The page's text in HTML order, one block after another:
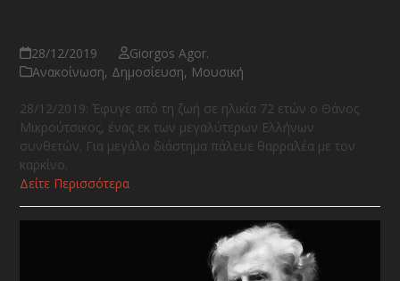
28/12/2019
Giorgos Agor.
Ανακοίνωση, Δημοσίευση, Μουσική
28/12/2019: Έφυγε από τη ζωή σε ηλικία 72 ετών ο Θάνος
Μικρούτσικος, ένας εκ των μεγαλύτερων Ελλήνων
συνθετών. Για μεγάλο διάστημα πάλευε θαρραλέα με τον
καρκίνο.
Δείτε Περισσότερα